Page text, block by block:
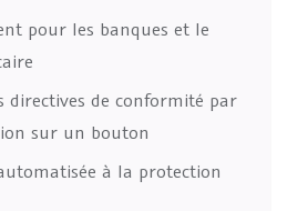
pour les banques et le
directives de conformité par
sur un bouton
à la protection